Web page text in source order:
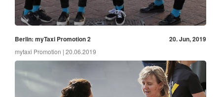
Berlin: myTaxi Promotion 2 20. Jun, 2019
mytaxi Promotion | 20.06.2019